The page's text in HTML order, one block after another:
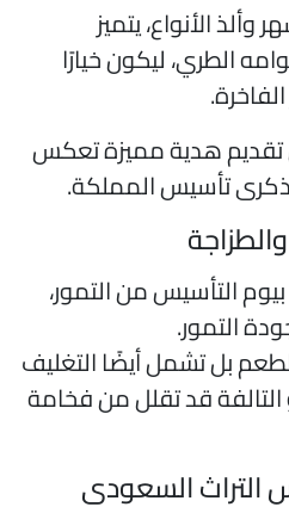
الأنواع، يتميز
الطري، ليكون خيارًا
هدية مميزة تعكس
تأسيس المملكة.
التأسيس من التمور،
التمور.
بل تشمل أيضًا التغليف
قد تقلل من فخامة